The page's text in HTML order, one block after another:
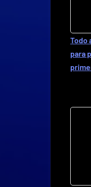
Todo
para